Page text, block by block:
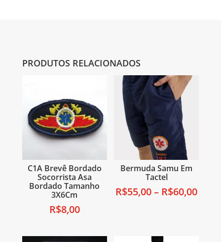
PRODUTOS RELACIONADOS
C1A Brevê Bordado
Socorrista Asa
Bordado Tamanho
3X6Cm
R$8,00
Bermuda Samu Em
Tactel
R$55,00– R$60,00